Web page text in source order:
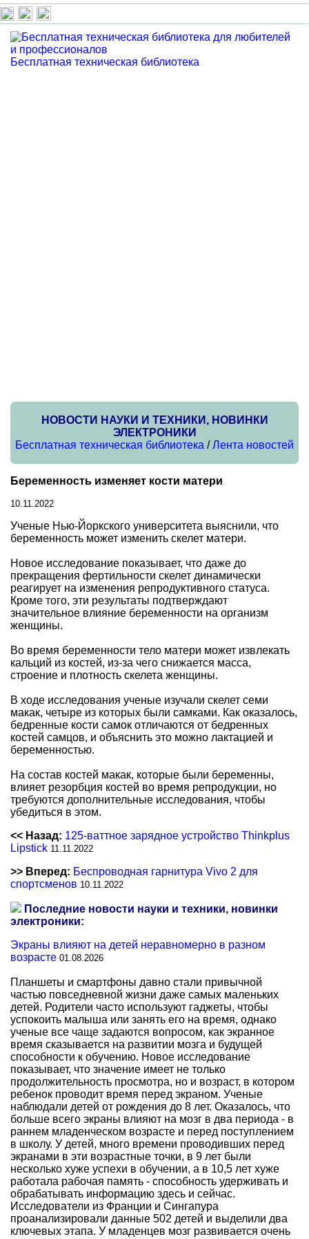
Бесплатная техническая библиотека
НОВОСТИ НАУКИ И ТЕХНИКИ, НОВИНКИ
ЭЛЕКТРОНИКИ
Бесплатная техническая библиотека /Лента новостей
Беременность изменяет кости матери
10.11.2022
Ученые Нью-Йоркского университета выяснили, что
беременность может изменить скелет матери.
Новое исследование показывает, что даже до
прекращения фертильности скелет динамически
реагирует на изменения репродуктивного статуса.
Кроме того, эти результаты подтверждают
значительное влияние беременности на организм
женщины.
Во время беременности тело матери может извлекать
кальций из костей, из-за чего снижается масса,
строение и плотность скелета женщины.
В ходе исследования ученые изучали скелет семи
макак, четыре из которых были самками. Как оказалось,
бедренные кости самок отличаются от бедренных
костей самцов, и объяснить это можно лактацией и
беременностью.
На состав костей макак, которые были беременны,
влияет резорбция костей во время репродукции, но
требуются дополнительные исследования, чтобы
убедиться в этом.
<< Назад: 125-ваттное зарядное устройство Thinkplus
Lipstick 11.11.2022
>> Вперед: Беспроводная гарнитура Vivo 2 для
спортсменов 10.11.2022
Последние новости науки и техники, новинки
электроники:
Экраны влияют на детей неравномерно в разном
возрасте 01.08.2026
Планшеты и смартфоны давно стали привычной
частью повседневной жизни даже самых маленьких
детей. Родители часто используют гаджеты, чтобы
успокоить малыша или занять его на время, однако
ученые все чаще задаются вопросом, как экранное
время сказывается на развитии мозга и будущей
способности к обучению. Новое исследование
показывает, что значение имеет не только
продолжительность просмотра, но и возраст, в котором
ребенок проводит время перед экраном. Ученые
наблюдали детей от рождения до 8 лет. Оказалось, что
больше всего экраны влияют на мозг в два периода - в
раннем младенческом возрасте и перед поступлением
в школу. У детей, много времени проводивших перед
экранами в эти возрастные точки, в 9 лет были
несколько хуже успехи в обучении, а в 10,5 лет хуже
работала рабочая память - способность удерживать и
обрабатывать информацию здесь и сейчас.
Исследователи из Франции и Сингапура
проанализировали данные 502 детей и выделили два
ключевых этапа. У младенцев мозг развивается очень